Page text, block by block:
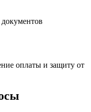
оплаты и защиту от